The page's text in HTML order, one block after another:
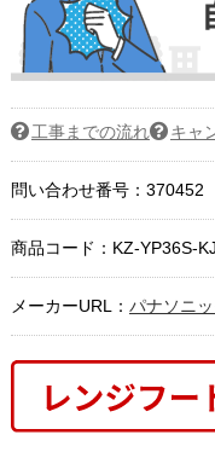
工事までの流れ キャ
問い合わせ番号：370452
商品コード： KZ-YP36S-KJ
メーカーURL： パナソニ